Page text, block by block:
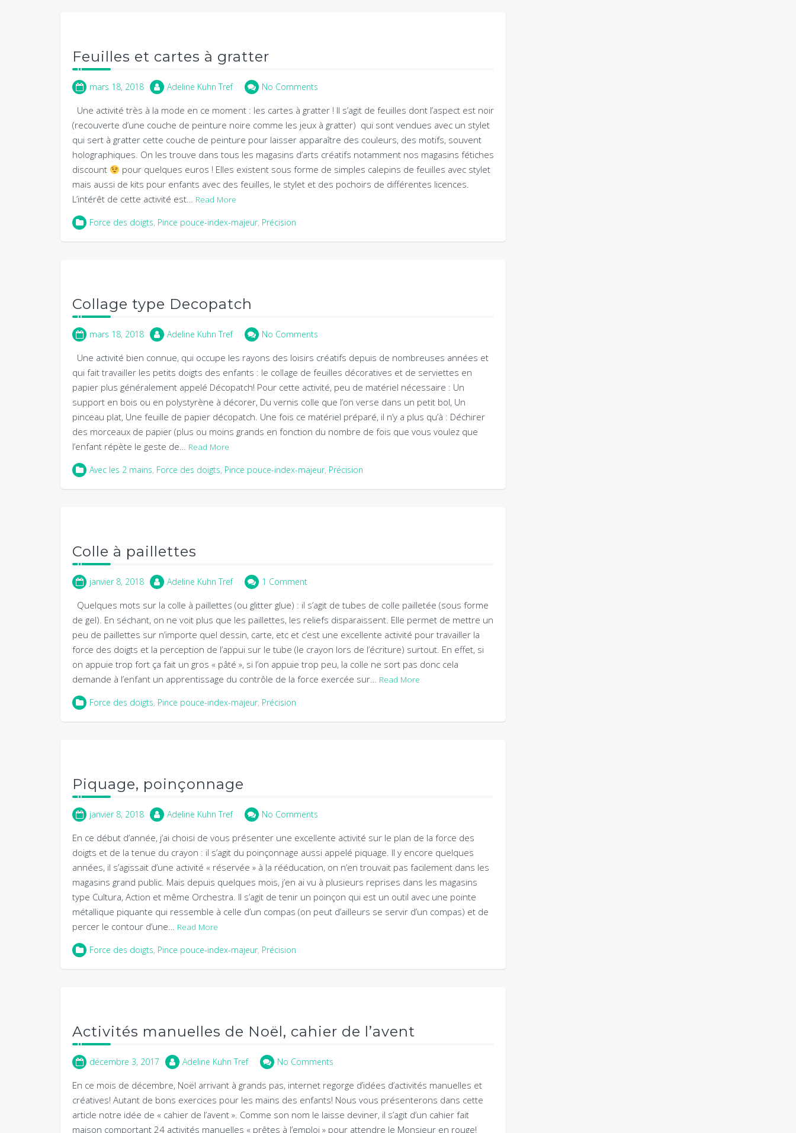
Feuilles et cartes à gratter
mars 18, 2018 Adeline Kuhn Tref No Comments
Une activité très à la mode en ce moment : les cartes à gratter ! Il s’agit de feuilles dont l’aspect est noir
(recouverte d’une couche de peinture noire comme les jeux à gratter) qui sont vendues avec un stylet
qui sert à gratter cette couche de peinture pour laisser apparaître des couleurs, des motifs, souvent
holographiques. On les trouve dans tous les magasins d’arts créatifs notamment nos magasins fétiches
discount
pour quelques euros ! Elles existent sous forme de simples calepins de feuilles avec stylet
mais aussi de kits pour enfants avec des feuilles, le stylet et des pochoirs de différentes licences.
L’intérêt de cette activité est… Read More
Force des doigts, Pince pouce-index-majeur, Précision
Collage type Decopatch
mars 18, 2018 Adeline Kuhn Tref No Comments
Une activité bien connue, qui occupe les rayons des loisirs créatifs depuis de nombreuses années et
qui fait travailler les petits doigts des enfants : le collage de feuilles décoratives et de serviettes en
papier plus généralement appelé Décopatch! Pour cette activité, peu de matériel nécessaire : Un
support en bois ou en polystyrène à décorer, Du vernis colle que l’on verse dans un petit bol, Un
pinceau plat, Une feuille de papier décopatch. Une fois ce matériel préparé, il n’y a plus qu’à : Déchirer
des morceaux de papier (plus ou moins grands en fonction du nombre de fois que vous voulez que
l’enfant répète le geste de… Read More
Avec les 2 mains, Force des doigts, Pince pouce-index-majeur, Précision
Colle à paillettes
janvier 8, 2018 Adeline Kuhn Tref 1 Comment
Quelques mots sur la colle à paillettes (ou glitter glue) : il s’agit de tubes de colle pailletée (sous forme
de gel). En séchant, on ne voit plus que les paillettes, les reliefs disparaissent. Elle permet de mettre un
peu de paillettes sur n’importe quel dessin, carte, etc et c’est une excellente activité pour travailler la
force des doigts et la perception de l’appui sur le tube (le crayon lors de l’écriture) surtout. En effet, si
on appuie trop fort ça fait un gros « pâté », si l’on appuie trop peu, la colle ne sort pas donc cela
demande à l’enfant un apprentissage du contrôle de la force exercée sur… Read More
Force des doigts, Pince pouce-index-majeur, Précision
Piquage, poinçonnage
janvier 8, 2018 Adeline Kuhn Tref No Comments
En ce début d’année, j’ai choisi de vous présenter une excellente activité sur le plan de la force des
doigts et de la tenue du crayon : il s’agit du poinçonnage aussi appelé piquage. Il y encore quelques
années, il s’agissait d’une activité « réservée » à la rééducation, on n’en trouvait pas facilement dans les
magasins grand public. Mais depuis quelques mois, j’en ai vu à plusieurs reprises dans les magasins
type Cultura, Action et même Orchestra. Il s’agit de tenir un poinçon qui est un outil avec une pointe
métallique piquante qui ressemble à celle d’un compas (on peut d’ailleurs se servir d’un compas) et de
percer le contour d’une… Read More
Force des doigts, Pince pouce-index-majeur, Précision
Activités manuelles de Noël, cahier de l’avent
décembre 3, 2017 Adeline Kuhn Tref No Comments
En ce mois de décembre, Noël arrivant à grands pas, internet regorge d’idées d’activités manuelles et
créatives! Autant de bons exercices pour les mains des enfants! Nous vous présenterons dans cette
article notre idée de « cahier de l’avent ». Comme son nom le laisse deviner, il s’agit d’un cahier fait
maison comportant 24 activités manuelles « prêtes à l’emploi » pour attendre le Monsieur en rouge!